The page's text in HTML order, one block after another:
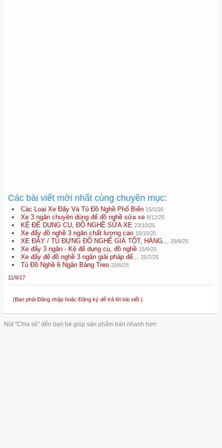
Các bài viết mới nhất cùng chuyên mục:
Các Loại Xe Đẩy Và Tủ Đồ Nghề Phổ Biến 15/1/26
Xe 3 ngăn chuyên dùng để đồ nghề sửa xe 8/12/25
KỆ ĐỂ DỤNG CỤ, ĐỒ NGHỀ SỬA XE 23/10/25
Xe đẩy đồ nghề 3 ngăn chất lượng cao 16/10/25
XE ĐẨY / TỦ ĐỰNG ĐỒ NGHỀ GIÁ TỐT, HÀNG... 29/9/25
Xe đẩy 3 ngăn - Kệ để dụng cụ, đồ nghề 15/9/25
Xe đẩy để đồ nghề 3 ngăn giải pháp để... 25/7/25
Tủ Đồ Nghề 6 Ngăn Bảng Treo 20/6/25
11/9/17
(Bạn phải Đăng nhập hoặc Đăng ký để trả lời bài viết.)
Nút "Chia sẻ" đến bạn bè giúp sản phẩm bán nhanh hơn